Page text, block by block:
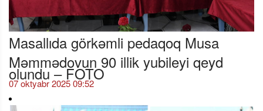
Masallıda görkəmli pedaqoq Musa
Məmmədovun 90 illik yubileyi qeyd
olundu – FOTO
07 oktyabr 2025 09:52